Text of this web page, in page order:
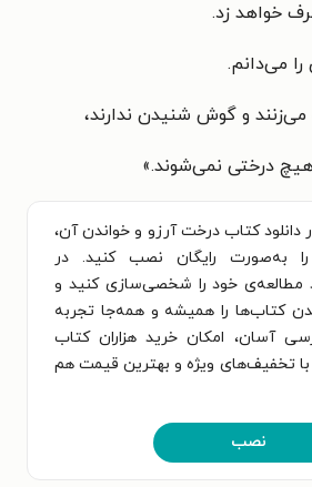
خواهد زد.
می‌دانم.
و گوش شنیدن ندارند،
درختی نمی‌شوند.»
دانلود کتاب درخت آرزو و خواندن آن،
به‌صورت رایگان نصب کنید. در
مطالعه‌ی خود را شخصی‌سازی کنید و
کتاب‌ها را همیشه و همه‌جا تجربه
آسان، امکان خرید هزاران کتاب
با تخفیف‌های ویژه و بهترین قیمت هم
نصب